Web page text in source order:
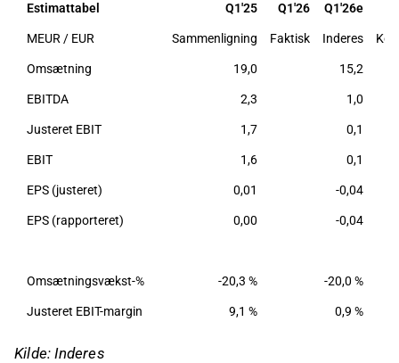
balancesituationen i slutningen af året, med
vægt på ledelsens kommentarer om
salgspipeline og refinansiering af en grøn
rentabilitet nu er i centrum, og forventer en
omsætning på 80-92 MEUR for indeværende
Dette indhold er genereret af AI. Du kan give feedback
Estimattabel Q1'25 Q1'26 Q1'26e
MEUR / EUR Sammenligning Faktisk Inderes
Omsætning 19,0 15,2
EBITDA 2,3 1,0
Justeret EBIT 1,7 0,1
EBIT 1,6 0,1
EPS (justeret) 0,01 -0,04
EPS (rapporteret) 0,00 -0,04
Omsætningsvækst-% -20,3 % -20,0 %
Justeret EBIT-margin 9,1 % 0,9 %
Kilde: Inderes